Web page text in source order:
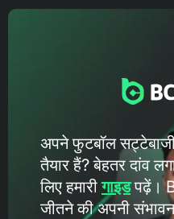
अपने फुटबॉल
तैयार हैं? बेहतर दांव
लिए हमारीगाइडपढ़ें।
जीतने की अपनी